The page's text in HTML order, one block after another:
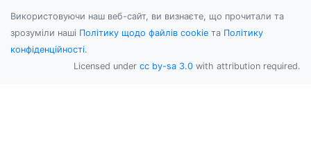
Використовуючи наш веб-сайт, ви визнаєте, що прочитали та
зрозуміли наші Політику щодо файлів cookie та Політику
конфіденційності.
Licensed under cc by-sa 3.0 with attribution required.